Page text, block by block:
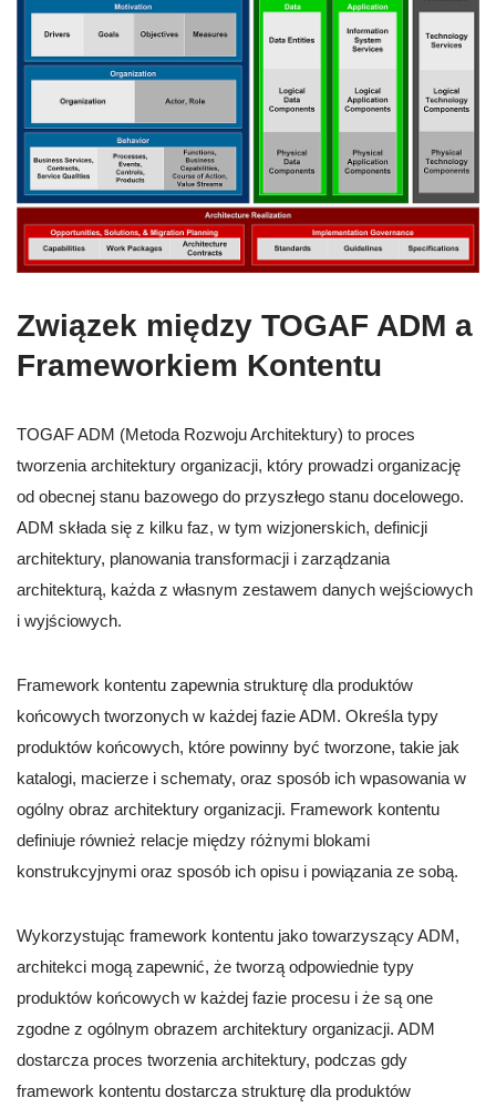
Związek między TOGAF ADM a
Frameworkiem Kontentu
TOGAF ADM (Metoda Rozwoju Architektury) to proces
tworzenia architektury organizacji, który prowadzi organizację
od obecnej stanu bazowego do przyszłego stanu docelowego.
ADM składa się z kilku faz, w tym wizjonerskich, definicji
architektury, planowania transformacji i zarządzania
architekturą, każda z własnym zestawem danych wejściowych
i wyjściowych.
Framework kontentu zapewnia strukturę dla produktów
końcowych tworzonych w każdej fazie ADM. Określa typy
produktów końcowych, które powinny być tworzone, takie jak
katalogi, macierze i schematy, oraz sposób ich wpasowania w
ogólny obraz architektury organizacji. Framework kontentu
definiuje również relacje między różnymi blokami
konstrukcyjnymi oraz sposób ich opisu i powiązania ze sobą.
Wykorzystując framework kontentu jako towarzyszący ADM,
architekci mogą zapewnić, że tworzą odpowiednie typy
produktów końcowych w każdej fazie procesu i że są one
zgodne z ogólnym obrazem architektury organizacji. ADM
dostarcza proces tworzenia architektury, podczas gdy
framework kontentu dostarcza strukturę dla produktów